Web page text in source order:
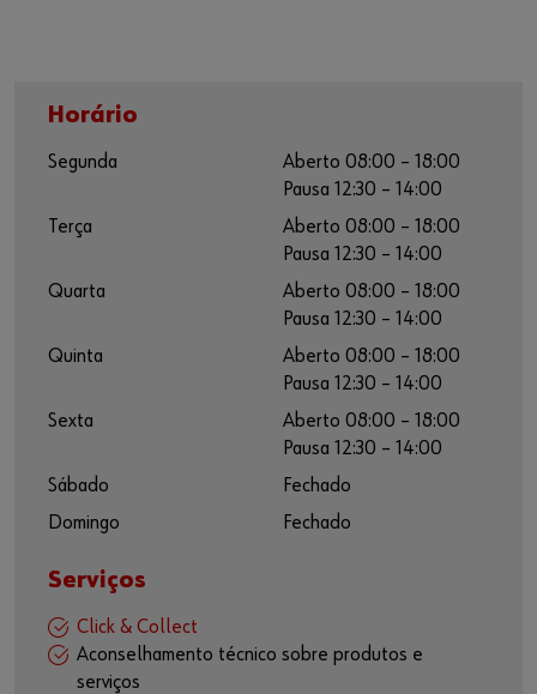
Horário
Segunda
Aberto 08:00 – 18:00
Pausa 12:30 – 14:00
Terça
Aberto 08:00 – 18:00
Pausa 12:30 – 14:00
Quarta
Aberto 08:00 – 18:00
Pausa 12:30 – 14:00
Quinta
Aberto 08:00 – 18:00
Pausa 12:30 – 14:00
Sexta
Aberto 08:00 – 18:00
Pausa 12:30 – 14:00
Sábado
Fechado
Domingo
Fechado
Serviços
Click & Collect
Aconselhamento técnico sobre produtos e
serviços